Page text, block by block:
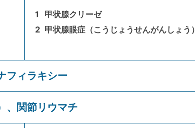
甲状腺クリーゼ
甲状腺眼症（こうじょうせんがんしょう）
フィラキシー
、関節リウマチ